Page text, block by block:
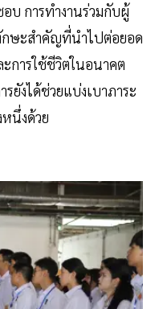
บ การทำงานร่วมกับผู้
กษะสำคัญที่นำไปต่อยอด
การใช้ชีวิตในอนาคต
ยังได้ช่วยแบ่งเบาภาระ
นึ่งด้วย